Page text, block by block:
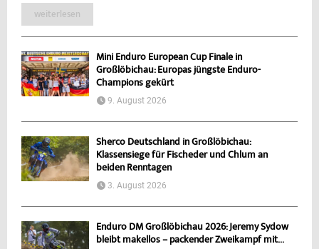
weiterlesen
Mini Enduro European Cup Finale in
Großlöbichau: Europas jüngste Enduro-
Champions gekürt
9. August 2026
Sherco Deutschland in Großlöbichau:
Klassensiege für Fischeder und Chlum an
beiden Renntagen
3. August 2026
Enduro DM Großlöbichau 2026: Jeremy Sydow
bleibt makellos – packender Zweikampf mit...